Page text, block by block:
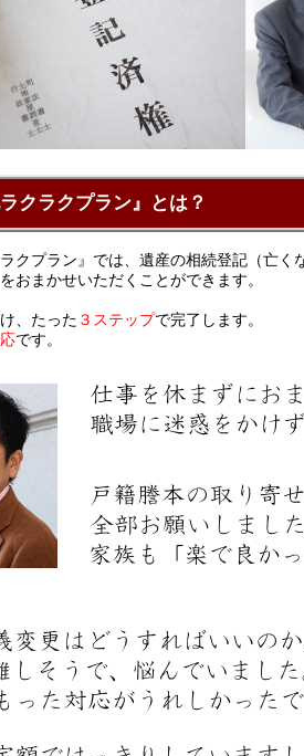
ラクラクプラン』とは？
ラクプラン』では、遺産の相続登記（亡
おまかせいただくことができます。
、たった ３ステップで完了します。
です。